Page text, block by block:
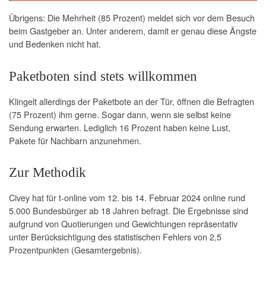
Übrigens: Die Mehrheit (85 Prozent) meldet sich vor dem Besuch
beim Gastgeber an. Unter anderem, damit er genau diese Ängste
und Bedenken nicht hat.
Paketboten sind stets willkommen
Klingelt allerdings der Paketbote an der Tür, öffnen die Befragten
(75 Prozent) ihm gerne. Sogar dann, wenn sie selbst keine
Sendung erwarten. Lediglich 16 Prozent haben keine Lust,
Pakete für Nachbarn anzunehmen.
Zur Methodik
Civey hat für t-online vom 12. bis 14. Februar 2024 online rund
5.000 Bundesbürger ab 18 Jahren befragt. Die Ergebnisse sind
aufgrund von Quotierungen und Gewichtungen repräsentativ
unter Berücksichtigung des statistischen Fehlers von 2,5
Prozentpunkten (Gesamtergebnis).